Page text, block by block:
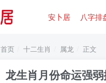
安卜居 八字排
首页 十二生肖 属龙 正文
龙生肖月份命运强